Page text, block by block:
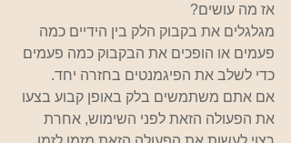
אז מה עושים?
מגלגלים את בקבוק הלק בין הידיים כמה
פעמים או הופכים את הבקבוק כמה פעמים
כדי לשלב את הפיגמנטים בחזרה יחד.
אם אתם משתמשים בלק באופן קבוע בצעו
את הפעולה הזאת לפני השימוש, אחרת